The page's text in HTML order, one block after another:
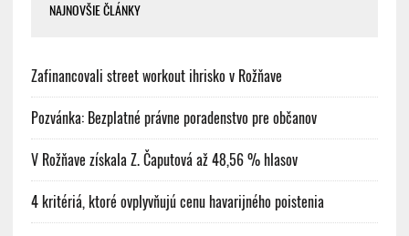
NAJNOVŠIE ČLÁNKY
Zafinancovali street workout ihrisko v Rožňave
Pozvánka: Bezplatné právne poradenstvo pre občanov
V Rožňave získala Z. Čaputová až 48,56 % hlasov
4 kritériá, ktoré ovplyvňujú cenu havarijného poistenia